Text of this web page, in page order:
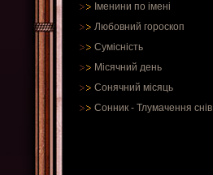
Іменини по імені
Любовний гороскоп
Сумісність
Місячний день
Сонячний місяць
Сонник - Тлумачення снів